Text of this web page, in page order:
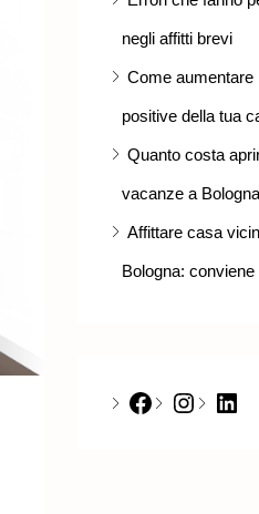
negli affitti brevi
Come aumentare
positive della tua
Quanto costa
vacanze a
Affittare casa
Bologna:
Facebook